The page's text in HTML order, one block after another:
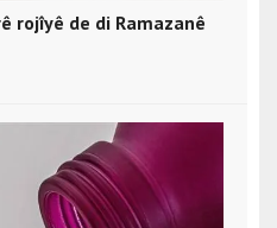
rojîyê de di Ramazanê